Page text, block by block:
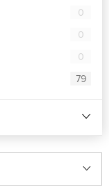
0
0
0
79